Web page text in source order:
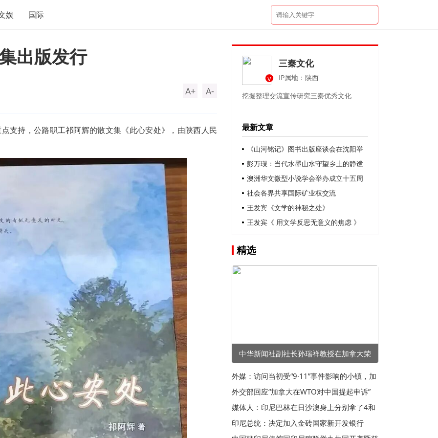
娱 国际
出版发行
A+ A-
支持，公路职工祁阿辉的散文集《此心安处》，由陕西人民
V
三秦文化
IP属地：陕西
挖掘整理交流宣传研究三秦优秀文化
最新文章
《山河铭记》图书出版座谈会在沈阳举
行彭万璅：当代水墨山水守望乡土的静谧
——著名画家祁自强《家园》的意象建构
与笔墨表达
澳洲华文微型小说学会举办成立十五周
年庆典 世界华文微型小说研究会率团到会
祝贺
社会各界共享国际矿业权交流
王发宾《文学的神秘之处》
王发宾《 用文学反思无意义的焦虑 》
精选
中华新闻社副社长孙瑞祥教授在加拿大荣
获“卓越成就奖”
外媒：访问当初受“9·11”事件影响的小镇，加
拿大总理感叹加美失去友谊
外交部回应“加拿大在WTO对中国提起申诉”
媒体人：印尼巴林在日沙澳身上分别拿了4和
5分，后两场全赢怕不够
印尼总统：决定加入金砖国家新开发银行